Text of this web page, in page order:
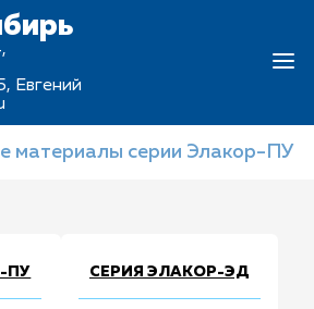
Евгений
материалы серии Элакор-ПУ
ПУ СЕРИЯ ЭЛАКОР-ЭД